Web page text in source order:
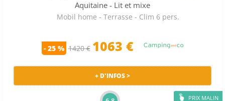
Aquitaine - Lit et mixe
Mobil home - Terrasse - Clim 6 pers.
- 25 % 1420 € 1063 €
PRIX MALIN
+ D'INFOS >